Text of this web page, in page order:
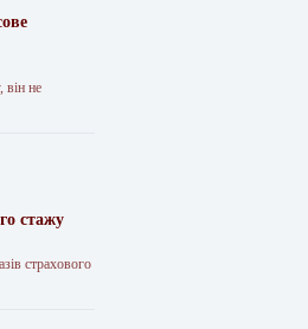
він не
стажу
страхового